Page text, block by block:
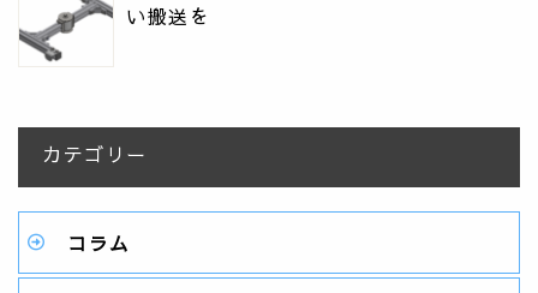
い搬送を
カテゴリー
コラム